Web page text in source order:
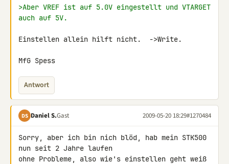
>Aber VREF ist auf 5.0V eingestellt und VTARGET
auch auf 5V.
Einstellen allein hilft nicht.  ->Write.
MfG Spess
Antwort
DS Daniel S.Gast 2009-05-20 18:29#1270484
Sorry, aber ich bin nich blöd, hab mein STK500
nun seit 2 Jahre laufen
ohne Probleme, also wie's einstellen geht weiß